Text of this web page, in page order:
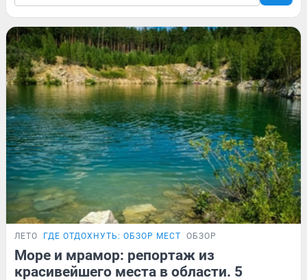
ЛЕТО ГДЕ ОТДОХНУТЬ: ОБЗОР МЕСТ ОБЗОР
Море и мрамор: репортаж из
красивейшего места в области. 5